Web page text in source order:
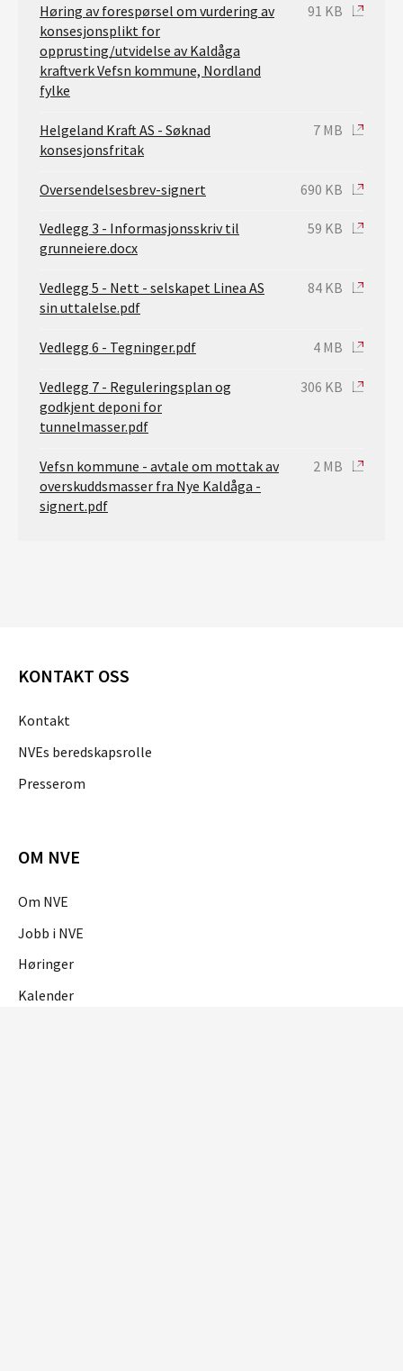
Høring av forespørsel om vurdering av
konsesjonsplikt for
opprusting/utvidelse av Kaldåga
kraftverk Vefsn kommune, Nordland
fylke
91 KB
Helgeland Kraft AS - Søknad
konsesjonsfritak
7 MB
Oversendelsesbrev-signert 690 KB
Vedlegg 3 - Informasjonsskriv til
grunneiere.docx
59 KB
Vedlegg 5 - Nett - selskapet Linea AS
sin uttalelse.pdf
84 KB
Vedlegg 6 - Tegninger.pdf 4 MB
Vedlegg 7 - Reguleringsplan og
godkjent deponi for
tunnelmasser.pdf
306 KB
Vefsn kommune - avtale om mottak av
overskuddsmasser fra Nye Kaldåga -
signert.pdf
2 MB
KONTAKT OSS
Kontakt
NVEs beredskapsrolle
Presserom
OM NVE
Om NVE
Jobb i NVE
Høringer
Kalender